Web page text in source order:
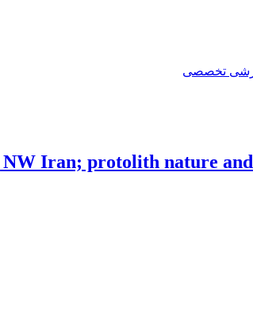
تخصصی
Iran; protolith nature